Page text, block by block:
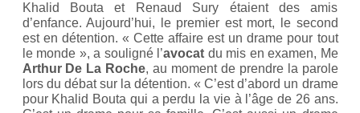
Khalid Bouta et Renaud Sury étaient des amis
d’enfance. Aujourd’hui, le premier est mort, le second
est en détention. « Cette affaire est un drame pour tout
le monde », a souligné l’avocat du mis en examen, Me
Arthur De La Roche, au moment de prendre la parole
lors du débat sur la détention. « C’est d’abord un drame
pour Khalid Bouta qui a perdu la vie à l’âge de 26 ans.